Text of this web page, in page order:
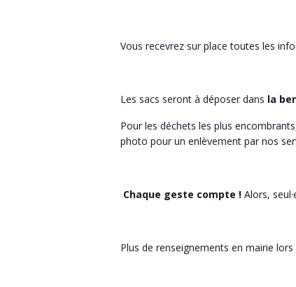
Vous recevrez sur place toutes les
Les sacs seront à déposer dans la
Pour les déchets les plus
photo pour un enlèvement par nos
Chaque geste compte ! Alors,
Plus de renseignements en mairie